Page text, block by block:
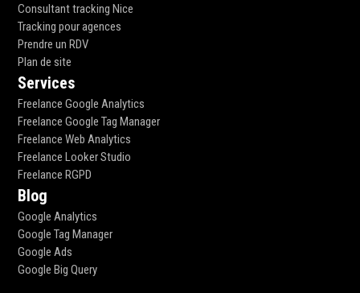
Consultant tracking Nice
Tracking pour agences
Prendre un RDV
Plan de site
Services
Freelance Google Analytics
Freelance Google Tag Manager
Freelance Web Analytics
Freelance Looker Studio
Freelance RGPD
Blog
Google Analytics
Google Tag Manager
Google Ads
Google Big Query